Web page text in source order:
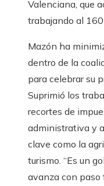
Valenciana, que
trabajando al
Mazón ha
dentro de la
para celebrar su
Suprimió los
recortes de
administrativa y
clave como la
turismo. “Es un
avanza con paso